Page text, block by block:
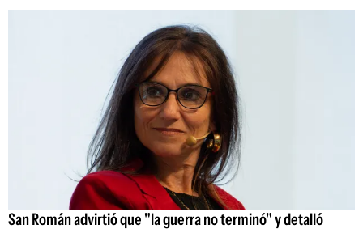
San Román advirtió que "la guerra no terminó" y detalló